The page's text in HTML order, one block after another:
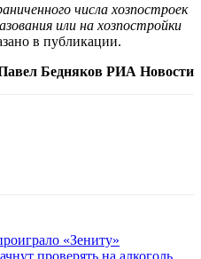
числа хозпостроек
или на хозпостройки
в публикации.
Бедняков РИА Новости
«Зениту»
проверять на алкоголь